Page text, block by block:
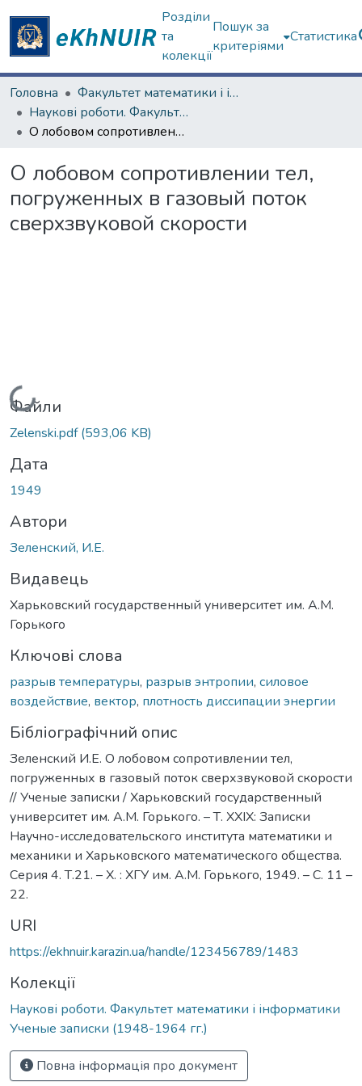
Розділи
та
колекції
Пошук за
критеріями
Статистика
Головна
Факультет математики і інформатики
Наукові роботи. Факультет математики і інформатики
О лобовом сопротивлении тел, погруженных в газовый поток сверхзвуковой скорости
О лобовом сопротивлении тел,
погруженных в газовый поток
сверхзвуковой скорости
Вантажиться...
Файли
Zelenski.pdf(593,06 KB)
Дата
1949
Автори
Зеленский, И.Е.
Видавець
Харьковский государственный университет им. А.М.
Горького
Ключові слова
разрыв температуры, разрыв энтропии, силовое
воздействие, вектор, плотность диссипации энергии
Бібліографічний опис
Зеленский И.Е. О лобовом сопротивлении тел,
погруженных в газовый поток сверхзвуковой скорости
// Ученые записки / Харьковский государственный
университет им. А.М. Горького. – Т. ХХІХ: Записки
Научно-исследовательского института математики и
механики и Харьковского математического общества.
Серия 4. Т.21. – Х. : ХГУ им. А.М. Горького, 1949. – С. 11 –
22.
URI
https://ekhnuir.karazin.ua/handle/123456789/1483
Колекції
Наукові роботи. Факультет математики і інформатики
Ученые записки (1948-1964 гг.)
Повна інформація про документ